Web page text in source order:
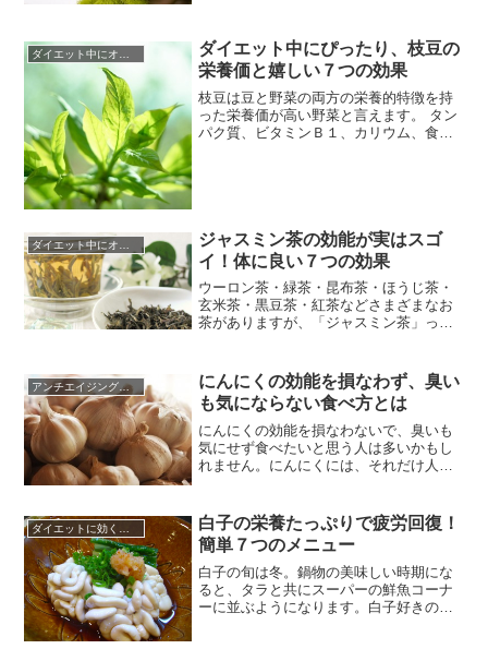
下すると元気な時には撃退していたウィ
ルスや細菌が増殖し、風邪などの病気に
かかりやすくなってしまいます。あなた
の疲れのサインはどんな症状ですか...
ダイエット中にオススメの食材
ダイエット中にぴったり、枝豆の
栄養価と嬉しい７つの効果
枝豆は豆と野菜の両方の栄養的特徴を持
った栄養価が高い野菜と言えます。 タン
パク質、ビタミンＢ１、カリウム、食物
いきます。枝豆はゆでて食べると...
ジャスミン茶の効能が実はスゴ
イ！体に良い７つの効果
ウーロン茶・緑茶・昆布茶・ほうじ茶・
玄米茶・黒豆茶・紅茶などさまざまなお
茶がありますが、「ジャスミン茶」って
ーでの一コマをイメージしてください。
「何飲む？」と彼氏から聞かれたとしま
しょう。そこで「昆布茶！」というより
も、「ジャスミン茶！」と言った方が...
アンチエイジングに効く食べ物
にんにくの効能を損なわず、臭い
も気にならない食べ方とは
にんにくの効能を損なわないで、臭いも
気にせず食べたいと思う人は多いかもし
れません。にんにくには、それだけ人を
いうイメージが強いのです。では、臭い
も気にならない食べ方にはどんな食べ方
があるのでしょうか？にんにくは臭いが
気になる一方で栄養満点、特に疲労回...
白子の栄養たっぷりで疲労回復！
簡単７つのメニュー
白子の旬は冬。鍋物の美味しい時期にな
ると、タラと共にスーパーの鮮魚コーナ
ーに並ぶようになります。白子好きの方